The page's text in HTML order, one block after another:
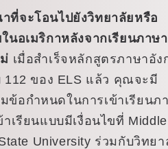
ที่จะโอนไปยังวิทยาลัยหรือ
นอเมริกาหลังจากเรียนภาษา
เมื่อสำเร็จหลักสูตรภาษาอัง
112 ของ ELS แล้ว คุณจะมี
อกำหนดในการเข้าเรียนภ
าเรียนแบบมีเงื่อนไขที่ Middle
University ร่วมกับวิทย